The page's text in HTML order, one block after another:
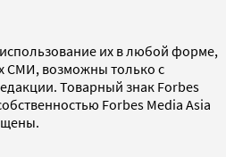
их в любой форме,
СМИ, возможны только с
Товарный знак Forbes
Forbes Media Asia